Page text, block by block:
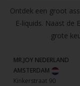
Ontdek een groot
E-liquids. Naast de
grote
MR.JOY NEDERLAND
AMSTERDAM
Kinkerstraat 90